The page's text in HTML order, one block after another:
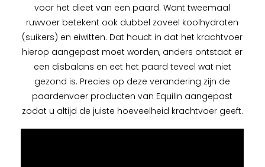
voor het dieet van een paard. Want tweemaal
ruwvoer betekent ook dubbel zoveel koolhydraten
(suikers) en eiwitten. Dat houdt in dat het krachtvoer
hierop aangepast moet worden, anders ontstaat er
een disbalans en eet het paard teveel wat niet
gezond is. Precies op deze verandering zijn de
paardenvoer producten van Equilin aangepast
zodat u altijd de juiste hoeveelheid krachtvoer geeft.